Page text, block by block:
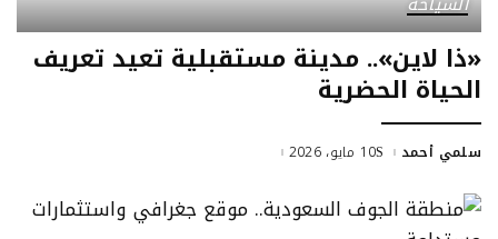
«ذا لاين».. مدينة مستقبلية تعيد تعريف
الحياة الحضرية
سلمي أحمد 10 مايو، 2026